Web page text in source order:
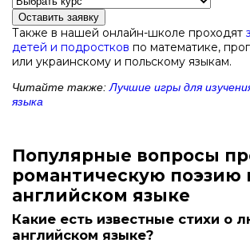
Оставить заявку
Также в нашей онлайн-школе проходят
детей и подростков по математике,
или украинскому и польскому языкам.
Читайте также: Лучшие игры для
языка
Популярные вопросы
романтическую поэзию
английском языке
Какие есть известные стихи о
английском языке?